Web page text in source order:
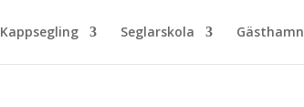
Kappsegling Seglarskola Gästhamn